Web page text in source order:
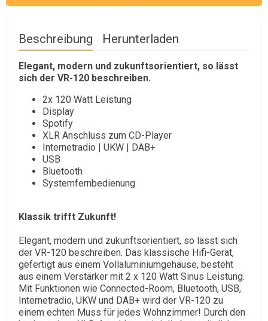
Beschreibung Herunterladen
Elegant, modern und zukunftsorientiert, so lässt
sich der VR-120 beschreiben.
2x 120 Watt Leistung
Display
Spotify
XLR Anschluss zum CD-Player
Internetradio | UKW | DAB+
USB
Bluetooth
Systemfernbedienung
Klassik trifft Zukunft!
Elegant, modern und zukunftsorientiert, so lässt sich
der VR-120 beschreiben. Das klassische Hifi-Gerät,
gefertigt aus einem Vollaluminiumgehäuse, besteht
aus einem Verstärker mit 2 x 120 Watt Sinus Leistung.
Mit Funktionen wie Connected-Room, Bluetooth, USB,
Internetradio, UKW und DAB+ wird der VR-120 zu
einem echten Muss für jedes Wohnzimmer! Durch den